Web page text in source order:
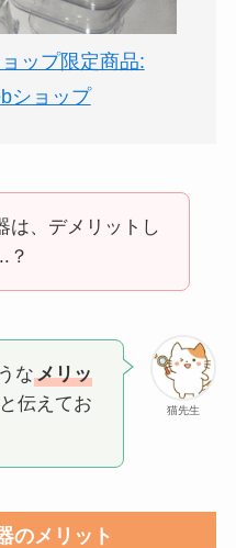
ップ限定商品:
ショップ
は、デメリットし
？
猫先生
なメリッ
伝えてお
のメリット